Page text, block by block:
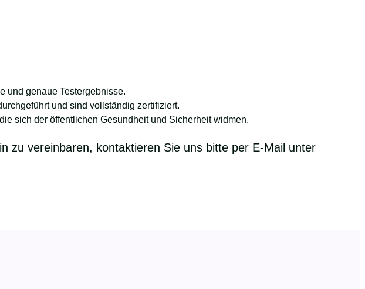
und genaue Testergebnisse.
und sind vollständig zertifiziert.
sich der öffentlichen Gesundheit und Sicherheit widmen.
zu vereinbaren, kontaktieren Sie uns bitte per E-Mail unter